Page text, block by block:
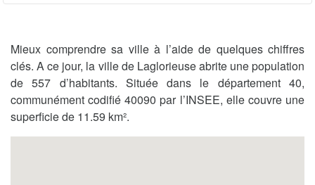
Mieux comprendre sa ville à l’aide de quelques chiffres
clés. A ce jour, la ville de Laglorieuse abrite une population
de 557 d’habitants. Située dans le département 40,
communément codifié 40090 par l’INSEE, elle couvre une
superficie de 11.59 km².